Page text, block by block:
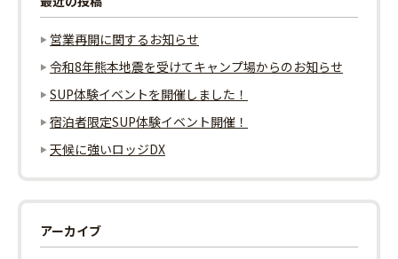
ー
シ
ョ
ン
営業再開に関するお知らせ
令和8年熊本地震を受けてキャンプ場からのお知らせ
SUP体験イベントを開催しました！
宿泊者限定SUP体験イベント開催！
天候に強いロッジDX
アーカイブ